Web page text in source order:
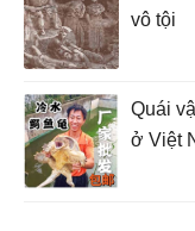
vô tội
Quái
ở Việt